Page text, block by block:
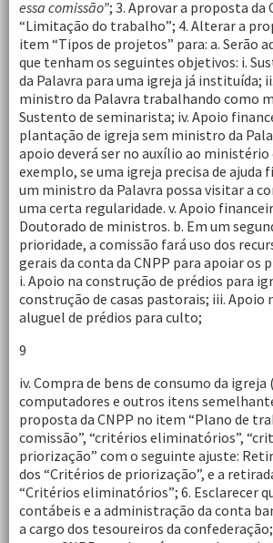
essa comissão”; 3. Aprovar a proposta da
“Limitação do trabalho”; 4. Alterar a
item “Tipos de projetos” para: a. Serão
que tenham os seguintes objetivos: i.
da Palavra para uma igreja já instituída;
ministro da Palavra trabalhando como
Sustento de seminarista; iv. Apoio
plantação de igreja sem ministro da
apoio deverá ser no auxílio ao ministério
exemplo, se uma igreja precisa de ajuda
um ministro da Palavra possa visitar a
uma certa regularidade. v. Apoio
Doutorado de ministros. b. Em um
prioridade, a comissão fará uso dos
gerais da conta da CNPP para apoiar os
i. Apoio na construção de prédios para
construção de casas pastorais; iii. Apoio
aluguel de prédios para culto;
9
iv. Compra de bens de consumo da igreja
computadores e outros itens
proposta da CNPP no item “Plano de
comissão”, “critérios eliminatórios”,
priorização” com o seguinte ajuste:
dos “Critérios de priorização”, e a
“Critérios eliminatórios”; 6. Esclarecer
contábeis e a administração da conta
a cargo dos tesoureiros da